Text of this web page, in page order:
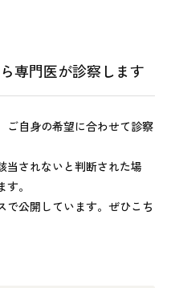
専門医が診察します
ご自身の希望に合わせて診察
されないと判断された場
。
で公開しています。ぜひこち